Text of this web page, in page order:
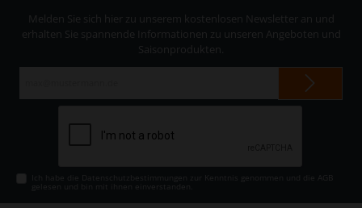
Melden Sie sich hier zu unserem kostenlosen Newsletter an und
erhalten Sie spannende Informationen zu unseren Angeboten und
Saisonprodukten.
Adresse*
Ich habe die Datenschutzbestimmungen zur Kenntnis genommen und die AGB
gelesen und bin mit ihnen einverstanden.